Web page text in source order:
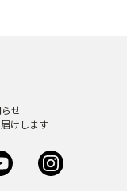
エンリッチリフトライン
センシティブライン
ライトニングライン
せ
けします